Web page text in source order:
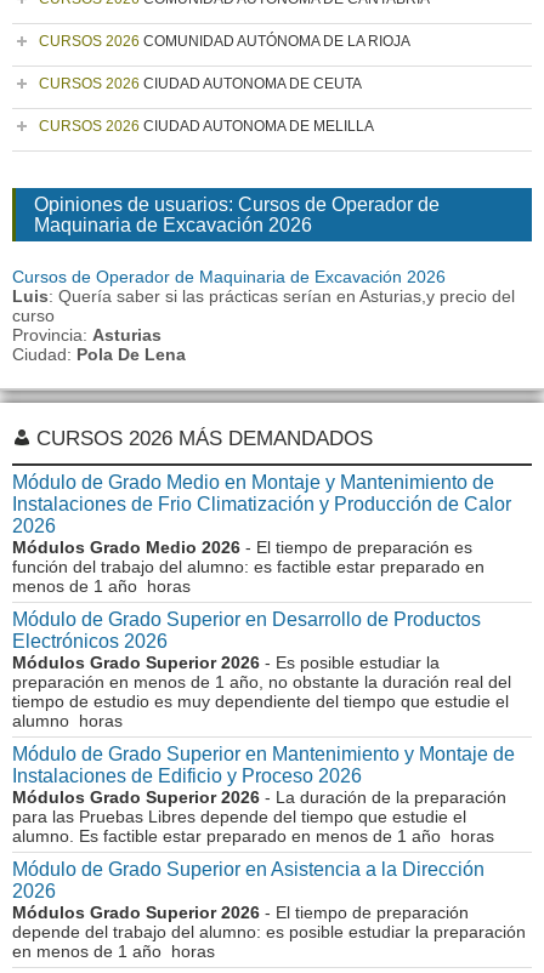
CURSOS 2026 COMUNIDAD AUTÓNOMA DE LA RIOJA
CURSOS 2026 CIUDAD AUTONOMA DE CEUTA
CURSOS 2026 CIUDAD AUTONOMA DE MELILLA
Opiniones de usuarios: Cursos de Operador de
Maquinaria de Excavación 2026
Cursos de Operador de Maquinaria de Excavación 2026
Luis: Quería saber si las prácticas serían en Asturias,y precio del
curso
Provincia: Asturias
Ciudad: Pola De Lena
CURSOS 2026 MÁS DEMANDADOS
Módulo de Grado Medio en Montaje y Mantenimiento de
Instalaciones de Frio Climatización y Producción de Calor
2026
Módulos Grado Medio 2026 - El tiempo de preparación es
función del trabajo del alumno: es factible estar preparado en
menos de 1 año horas
Módulo de Grado Superior en Desarrollo de Productos
Electrónicos 2026
Módulos Grado Superior 2026 - Es posible estudiar la
preparación en menos de 1 año, no obstante la duración real del
tiempo de estudio es muy dependiente del tiempo que estudie el
alumno horas
Módulo de Grado Superior en Mantenimiento y Montaje de
Instalaciones de Edificio y Proceso 2026
Módulos Grado Superior 2026 - La duración de la preparación
para las Pruebas Libres depende del tiempo que estudie el
alumno. Es factible estar preparado en menos de 1 año horas
Módulo de Grado Superior en Asistencia a la Dirección
2026
Módulos Grado Superior 2026 - El tiempo de preparación
depende del trabajo del alumno: es posible estudiar la preparación
en menos de 1 año horas